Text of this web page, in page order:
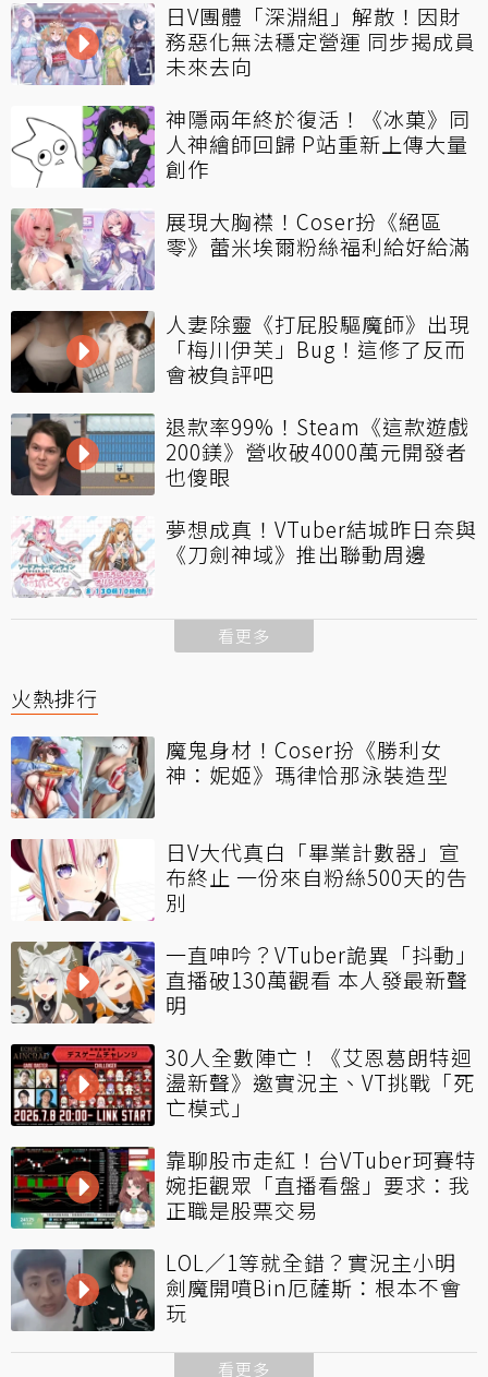
日V團體「深淵組」解散！因財
務惡化無法穩定營運 同步揭成員
未來去向
神隱兩年終於復活！《冰菓》同
人神繪師回歸 P站重新上傳大量
創作
展現大胸襟！Coser扮《絕區
零》蕾米埃爾粉絲福利給好給滿
人妻除靈《打屁股驅魔師》出現
「梅川伊芙」Bug！這修了反而
會被負評吧
退款率99%！Steam《這款遊戲
200鎂》營收破4000萬元開發者
也傻眼
夢想成真！VTuber結城昨日奈與
《刀劍神域》推出聯動周邊
看更多
火熱排行
魔鬼身材！Coser扮《勝利女
神：妮姬》瑪律恰那泳裝造型
日V大代真白「畢業計數器」宣
布終止 一份來自粉絲500天的告
別
一直呻吟？VTuber詭異「抖動」
直播破130萬觀看 本人發最新聲
明
30人全數陣亡！《艾恩葛朗特迴
盪新聲》邀實況主、VT挑戰「死
亡模式」
靠聊股市走紅！台VTuber珂賽特
婉拒觀眾「直播看盤」要求：我
正職是股票交易
LOL／1等就全錯？實況主小明
劍魔開噴Bin厄薩斯：根本不會
玩
看更多